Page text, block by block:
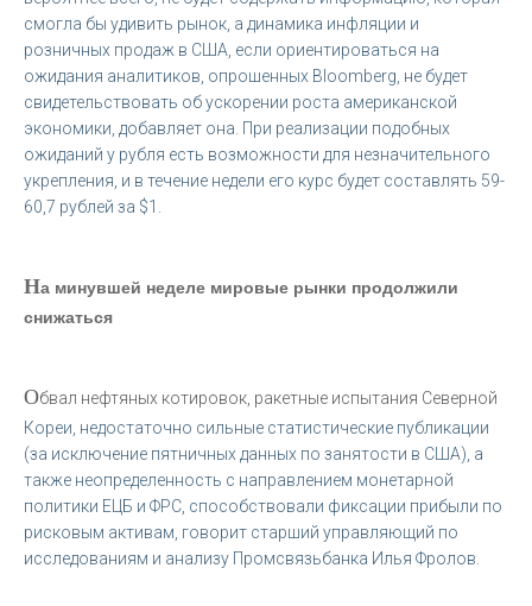
смогла бы удивить рынок, а динамика инфляции и
розничных продаж в США, если ориентироваться на
ожидания аналитиков, опрошенных Bloomberg, не будет
свидетельствовать об ускорении роста американской
экономики, добавляет она. При реализации подобных
ожиданий у рубля есть возможности для незначительного
укрепления, и в течение недели его курс будет составлять 59-
60,7 рублей за $1.
На минувшей неделе мировые рынки продолжили
снижаться
Обвал нефтяных котировок, ракетные испытания Северной
Кореи, недостаточно сильные статистические публикации
(за исключение пятничных данных по занятости в США), а
также неопределенность с направлением монетарной
политики ЕЦБ и ФРС, способствовали фиксации прибыли по
рисковым активам, говорит старший управляющий по
исследованиям и анализу Промсвязьбанка Илья Фролов.